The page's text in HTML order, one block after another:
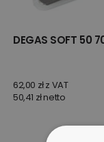
DEGAS SOFT 50
62,00 zł z VAT
50,41 zł netto